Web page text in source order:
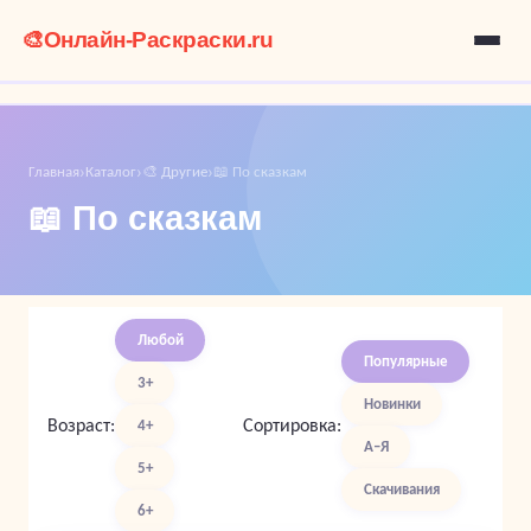
🎨Онлайн-Раскраски.ru
Главная›Каталог›🎨 Другие›📖 По сказкам
📖 По сказкам
Возраст:
Любой
3+
4+
5+
6+
Сортировка:
Популярные
Новинки
А–Я
Скачивания